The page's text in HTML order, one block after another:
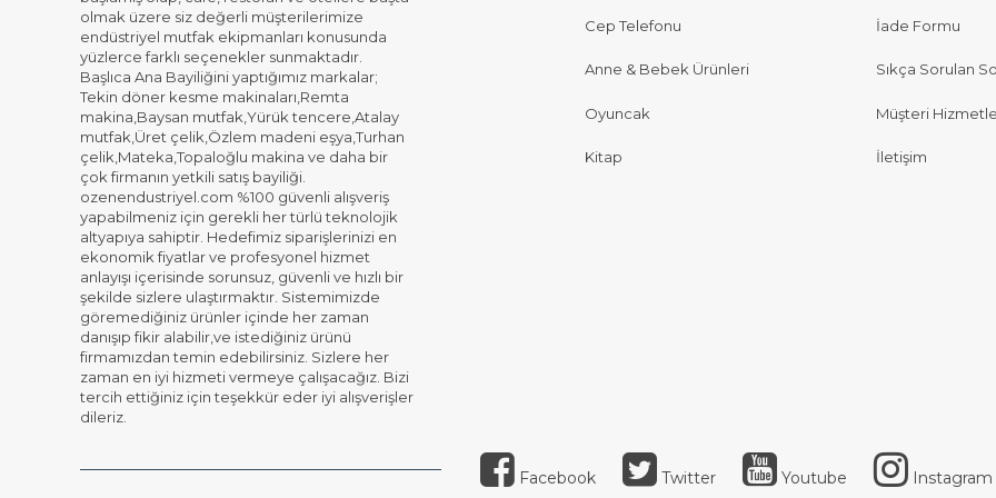
olmak üzere siz değerli müşterilerimize
endüstriyel mutfak ekipmanları konusunda
yüzlerce farklı seçenekler sunmaktadır.
Başlıca Ana Bayiliğini yaptığımız markalar;
Tekin döner kesme makinaları,Remta
makina,Baysan mutfak,Yürük tencere,Atalay
mutfak,Üret çelik,Özlem madeni eşya,Turhan
çelik,Mateka,Topaloğlu makina ve daha bir
çok firmanın yetkili satış bayiliği.
ozenendustriyel.com %100 güvenli alışveriş
yapabilmeniz için gerekli her türlü teknolojik
altyapıya sahiptir. Hedefimiz siparişlerinizi en
ekonomik fiyatlar ve profesyonel hizmet
anlayışı içerisinde sorunsuz, güvenli ve hızlı bir
şekilde sizlere ulaştırmaktır. Sistemimizde
göremediğiniz ürünler içinde her zaman
danışıp fikir alabilir,ve istediğiniz ürünü
firmamızdan temin edebilirsiniz. Sizlere her
zaman en iyi hizmeti vermeye çalışacağız. Bizi
tercih ettiğiniz için teşekkür eder iyi alışverişler
dileriz.
Cep Telefonu
Anne & Bebek Ürünleri
Oyuncak
Kitap
İade Formu
Sıkça Sorulan
Müşteri
İletişim
Facebook Twitter Youtube Instagram